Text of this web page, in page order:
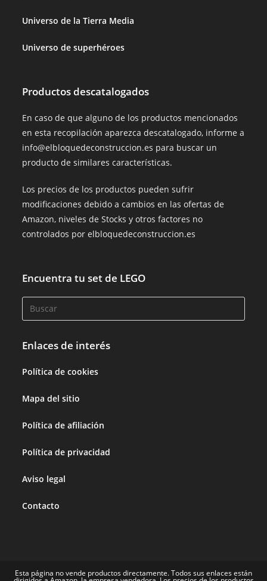
Universo de la Tierra Media
Universo de superhéroes
Productos descatalogados
En caso de que alguno de los productos mencionados
en esta recopilación aparezca descatalogado, informe a
info@elbloquedeconstruccion.es para buscar un
producto de similares características.
Los precios de los productos pueden sufrir
modificaciones debido a cambios en las ofertas de
Amazon, niveles de Stocks y otros factores no
controlados por elbloquedeconstruccion.es
Encuentra tu set de LEGO
Enlaces de interés
Política de cookies
Mapa del sitio
Política de afiliación
Política de privacidad
Aviso legal
Contacto
Esta página no vende productos directamente. Todos sus enlaces están